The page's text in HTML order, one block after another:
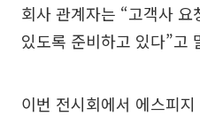
회사 관계자는 “고객사
있도록 준비하고 있다”고
이번 전시회에서 에스피